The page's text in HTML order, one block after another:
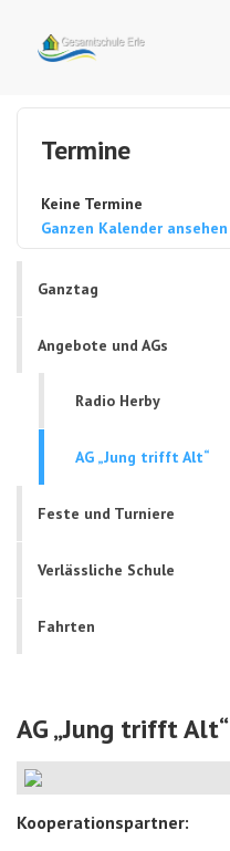
Termine
Keine Termine
Ganzen Kalender ansehen
Ganztag
Angebote und AGs
Radio Herby
AG „Jung trifft Alt“
Feste und Turniere
Verlässliche Schule
Fahrten
AG „Jung trifft Alt“
Kooperationspartner: